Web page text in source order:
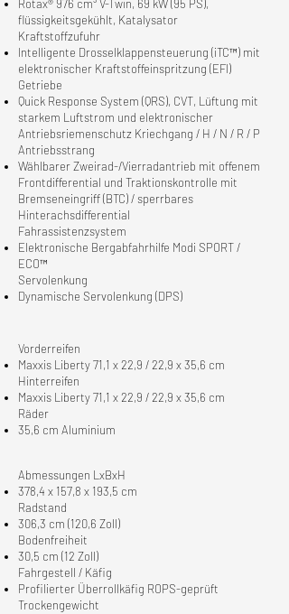
Rotax® 976 cm³ V-Twin, 69 kW (95 PS),
flüssigkeitsgekühlt, Katalysator
Kraftstoffzufuhr
Intelligente Drosselklappensteuerung (iTC™) mit
elektronischer Kraftstoffeinspritzung (EFI)
Getriebe
Quick Response System (QRS), CVT, Lüftung mit
starkem Luftstrom und elektronischer
Antriebsriemenschutz Kriechgang / H / N / R / P
Antriebsstrang
Wählbarer Zweirad-/Vierradantrieb mit offenem
Frontdifferential und Traktionskontrolle mit
Bremseneingriff (BTC) / sperrbares
Hinterachsdifferential
Fahrassistenzsystem
Elektronische Bergabfahrhilfe Modi SPORT /
ECO™
Servolenkung
Dynamische Servolenkung (DPS)
Vorderreifen
Maxxis Liberty 71,1 x 22,9 / 22,9 x 35,6 cm
Hinterreifen
Maxxis Liberty 71,1 x 22,9 / 22,9 x 35,6 cm
Räder
35,6 cm Aluminium
Abmessungen LxBxH
378,4 x 157,8 x 193,5 cm
Radstand
306,3 cm (120,6 Zoll)
Bodenfreiheit
30,5 cm (12 Zoll)
Fahrgestell / Käfig
Profilierter Überrollkäfig ROPS-geprüft
Trockengewicht